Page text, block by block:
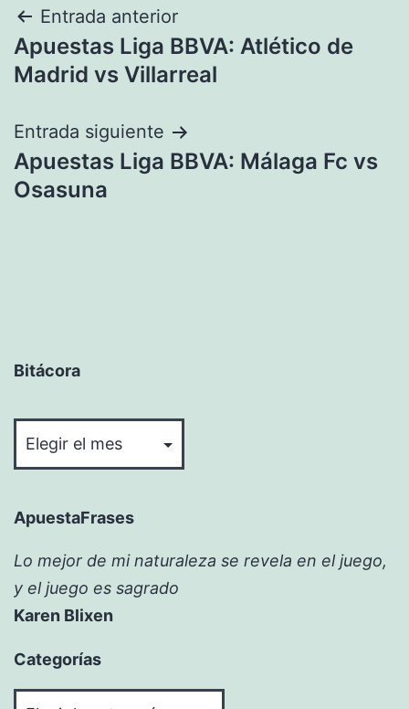
Navegación
de
Entrada anterior
Apuestas Liga BBVA: Atlético de
Madrid vs Villarreal
Entrada siguiente
Apuestas Liga BBVA: Málaga Fc vs
Osasuna
Bitácora
ApuestaFrases
Lo mejor de mi naturaleza se revela en el juego,
y el juego es sagrado
Karen Blixen
Categorías